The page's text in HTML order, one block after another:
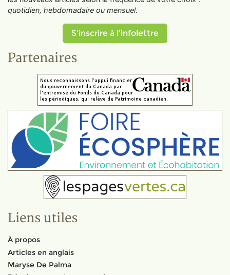
quotidien, hebdomadaire ou mensuel.
S'inscrire à l'infolettre
Partenaires
Liens utiles
À propos
Articles en anglais
Maryse De Palma